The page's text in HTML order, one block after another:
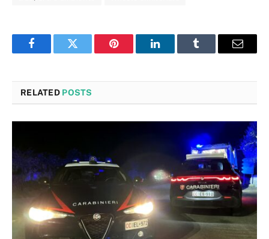
FacebookTwitter Pinterest LinkedInTumblr Email
RELATED POSTS